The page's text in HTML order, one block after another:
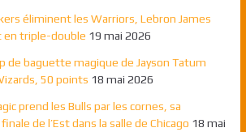
éliminent les Warriors, Lebron James
en triple-double 19 mai 2026
de baguette magique de Jayson Tatum
50 points 18 mai 2026
prend les Bulls par les cornes, sa
de l’Est dans la salle de Chicago 18 mai